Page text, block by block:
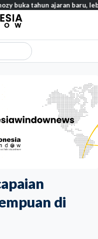
di
ajaran baru, lebih dari